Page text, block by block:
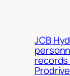
JCB